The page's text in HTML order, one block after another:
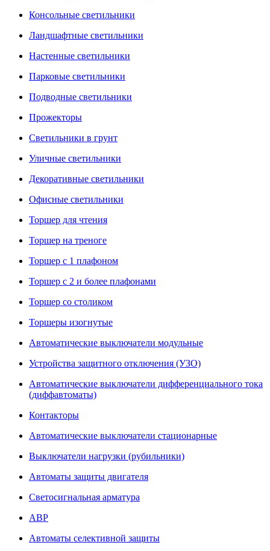
Консольные светильники
Ландшафтные светильники
Настенные светильники
Парковые светильники
Подводные светильники
Прожекторы
Светильники в грунт
Уличные светильники
Декоративные светильники
Офисные светильники
Торшер для чтения
Торшер на треноге
Торшер с 1 плафоном
Торшер с 2 и более плафонами
Торшер со столиком
Торшеры изогнутые
Автоматические выключатели модульные
Устройства защитного отключения (УЗО)
Автоматические выключатели дифференциального тока
(диффавтоматы)
Контакторы
Автоматические выключатели стационарные
Выключатели нагрузки (рубильники)
Автоматы защиты двигателя
Светосигнальная арматура
АВР
Автоматы селективной защиты